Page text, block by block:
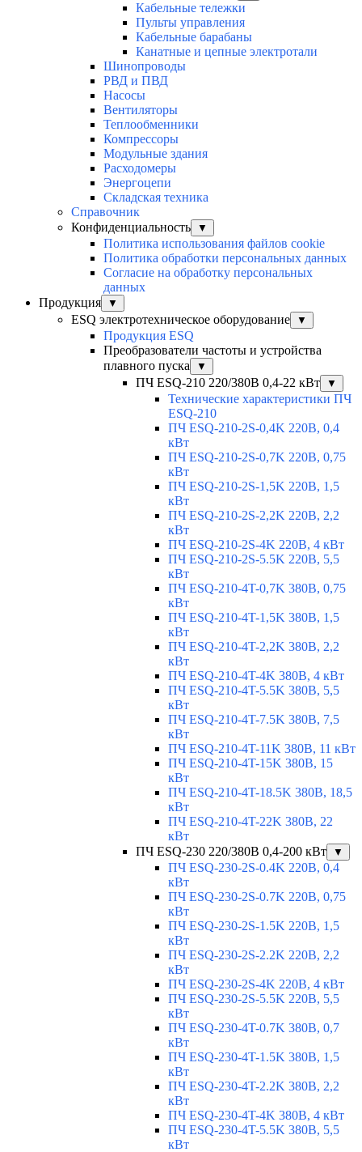
Кабельные тележки
Пульты управления
Кабельные барабаны
Канатные и цепные электротали
Шинопроводы
РВД и ПВД
Насосы
Вентиляторы
Теплообменники
Компрессоры
Модульные здания
Расходомеры
Энергоцепи
Складская техника
Справочник
Конфиденциальность
▼
Политика использования файлов cookie
Политика обработки персональных данных
Согласие на обработку персональных
данных
Продукция
▼
ESQ электротехническое оборудование ▼
Продукция ESQ
Преобразователи частоты и устройства
плавного пуска
▼
ПЧ ESQ-210 220/380В 0,4-22 кВт ▼
Технические характеристики ПЧ
ESQ-210
ПЧ ESQ-210-2S-0,4K 220В, 0,4
кВт
ПЧ ESQ-210-2S-0,7K 220В, 0,75
кВт
ПЧ ESQ-210-2S-1,5K 220В, 1,5
кВт
ПЧ ESQ-210-2S-2,2K 220В, 2,2
кВт
ПЧ ESQ-210-2S-4K 220В, 4 кВт
ПЧ ESQ-210-2S-5.5K 220В, 5,5
кВт
ПЧ ESQ-210-4T-0,7K 380В, 0,75
кВт
ПЧ ESQ-210-4T-1,5K 380В, 1,5
кВт
ПЧ ESQ-210-4T-2,2K 380В, 2,2
кВт
ПЧ ESQ-210-4T-4K 380В, 4 кВт
ПЧ ESQ-210-4T-5.5K 380В, 5,5
кВт
ПЧ ESQ-210-4T-7.5K 380В, 7,5
кВт
ПЧ ESQ-210-4T-11K 380В, 11 кВт
ПЧ ESQ-210-4T-15K 380В, 15
кВт
ПЧ ESQ-210-4T-18.5K 380В, 18,5
кВт
ПЧ ESQ-210-4T-22K 380В, 22
кВт
ПЧ ESQ-230 220/380В 0,4-200 кВт
▼
ПЧ ESQ-230-2S-0.4K 220В, 0,4
кВт
ПЧ ESQ-230-2S-0.7K 220В, 0,75
кВт
ПЧ ESQ-230-2S-1.5K 220В, 1,5
кВт
ПЧ ESQ-230-2S-2.2K 220В, 2,2
кВт
ПЧ ESQ-230-2S-4K 220В, 4 кВт
ПЧ ESQ-230-2S-5.5K 220В, 5,5
кВт
ПЧ ESQ-230-4T-0.7K 380В, 0,7
кВт
ПЧ ESQ-230-4T-1.5K 380В, 1,5
кВт
ПЧ ESQ-230-4T-2.2K 380В, 2,2
кВт
ПЧ ESQ-230-4T-4K 380В, 4 кВт
ПЧ ESQ-230-4T-5.5K 380В, 5,5
кВт